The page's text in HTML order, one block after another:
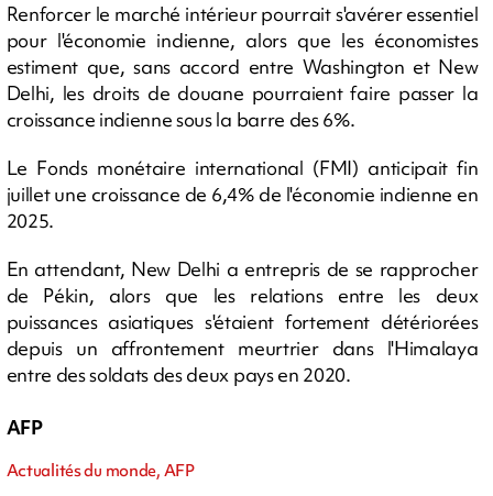
Renforcer le marché intérieur pourrait s'avérer essentiel
pour l'économie indienne, alors que les économistes
estiment que, sans accord entre Washington et New
Delhi, les droits de douane pourraient faire passer la
croissance indienne sous la barre des 6%.
Le Fonds monétaire international (FMI) anticipait fin
juillet une croissance de 6,4% de l'économie indienne en
2025.
En attendant, New Delhi a entrepris de se rapprocher
de Pékin, alors que les relations entre les deux
puissances asiatiques s'étaient fortement détériorées
depuis un affrontement meurtrier dans l'Himalaya
entre des soldats des deux pays en 2020.
AFP
Actualités du monde, AFP